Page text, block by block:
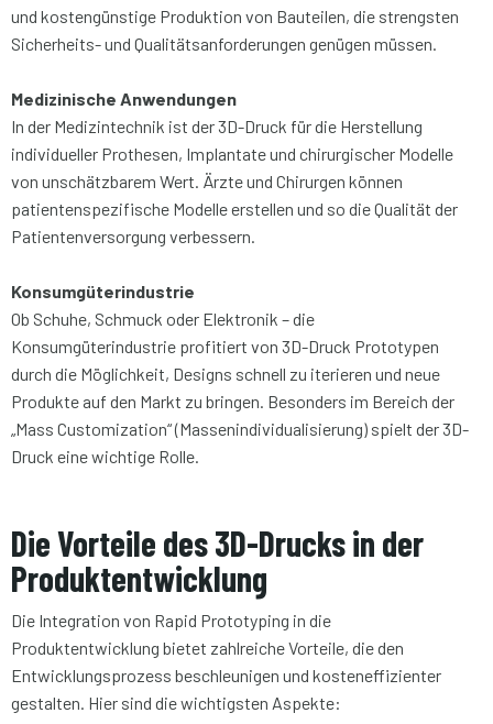
und kostengünstige Produktion von Bauteilen, die strengsten
Sicherheits- und Qualitätsanforderungen genügen müssen.
Medizinische Anwendungen
In der Medizintechnik ist der 3D-Druck für die Herstellung
individueller Prothesen, Implantate und chirurgischer Modelle
von unschätzbarem Wert. Ärzte und Chirurgen können
patientenspezifische Modelle erstellen und so die Qualität der
Patientenversorgung verbessern.
Konsumgüterindustrie
Ob Schuhe, Schmuck oder Elektronik – die
Konsumgüterindustrie profitiert von 3D-Druck Prototypen
durch die Möglichkeit, Designs schnell zu iterieren und neue
Produkte auf den Markt zu bringen. Besonders im Bereich der
„Mass Customization“ (Massenindividualisierung) spielt der 3D-
Druck eine wichtige Rolle.
DieVorteile des 3D-Drucksin der
Produktentwicklung
Die Integration von Rapid Prototyping in die
Produktentwicklung bietet zahlreiche Vorteile, die den
Entwicklungsprozess beschleunigen und kosteneffizienter
gestalten. Hier sind die wichtigsten Aspekte: